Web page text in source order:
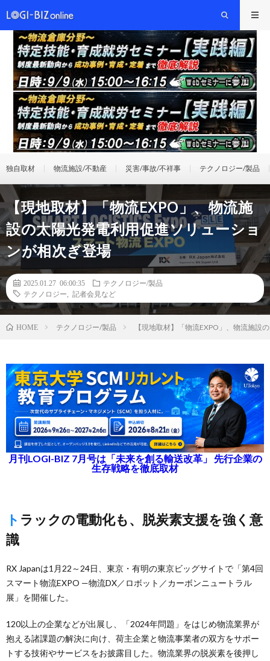
独自取材 物流施設/不動産 災害/事故/不祥事 テクノロジー/製品
【現地取材】「物流EXPO」、物流施
設の太陽光発電利用促進ソリューショ
ンが相次ぎ登場
2025.01.27 06:00:35
テクノロジー/製品
テクノロジー
記者会見など
HOME テクノロジー/製品 【現地取材】「物流EXPO」、物流施設
月刊LOGI-BIZ 7月号は「未来を創る輸送改革」 先行企業の
生存戦略を徹底取材
トラックの電動化も、脱炭素支援を強く意
識
RX Japanは1月22～24日、東京・有明の東京ビッグサイトで「第4回
スマート物流EXPO —物流DX／ロボット／カーボンニュートラル
展」を開催した。
120以上の企業などが出展し、「2024年問題」をはじめ物流業界が
抱える諸課題の解決に向け、荷主企業と物流事業者の双方をサポー
トする技術やサービスをお披露目した。物流業界の脱炭素を後押し